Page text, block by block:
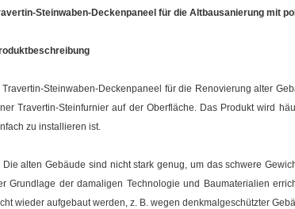
Steinwaben-Deckenpaneel für die Altbausanierung mit
Travertin-Steinwaben-Deckenpaneel für die Renovierung alter
Travertin-Steinfurnier auf der Oberfläche. Das Produkt wird
zu installieren ist.
Die alten Gebäude sind nicht stark genug, um das schwere
Grundlage der damaligen Technologie und Baumaterialien
wieder aufgebaut werden, z. B. wegen denkmalgeschützter